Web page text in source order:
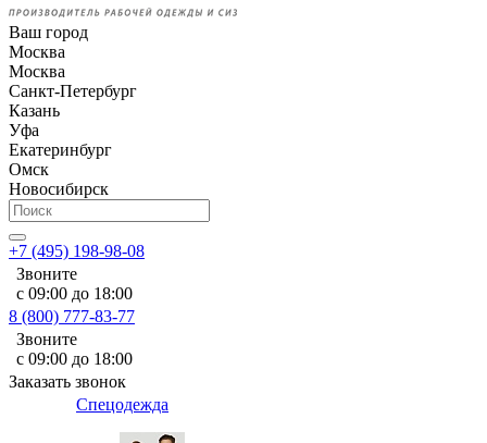
Ваш город
Москва
Москва
Санкт-Петербург
Казань
Уфа
Екатеринбург
Омск
Новосибирск
+7 (495) 198-98-08
Звоните
с 09:00 до 18:00
8 (800) 777-83-77
Звоните
с 09:00 до 18:00
Заказать звонок
Спецодежда